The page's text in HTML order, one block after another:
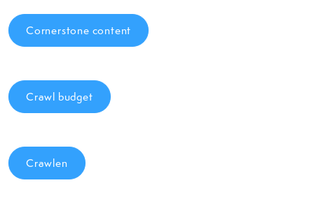
Cornerstone content
Crawl budget
Crawlen